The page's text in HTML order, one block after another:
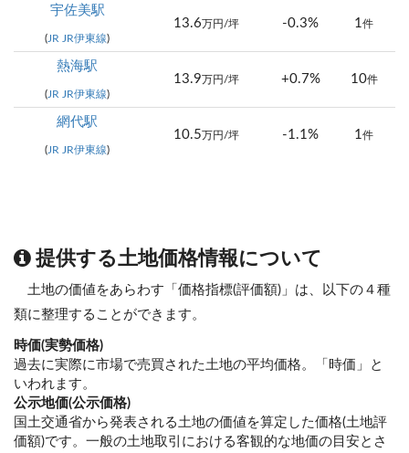
宇佐美駅
(JR JR伊東線)
13.6万円/坪 -0.3% 1件
熱海駅
(JR JR伊東線)
13.9万円/坪 +0.7% 10件
網代駅
(JR JR伊東線)
10.5万円/坪 -1.1% 1件
提供する土地価格情報について
土地の価値をあらわす「価格指標(評価額)」は、以下の４種
類に整理することができます。
時価(実勢価格)
過去に実際に市場で売買された土地の平均価格。「時価」と
いわれます。
公示地価(公示価格)
国土交通省から発表される土地の価値を算定した価格(土地評
価額)です。一般の土地取引における客観的な地価の目安とさ